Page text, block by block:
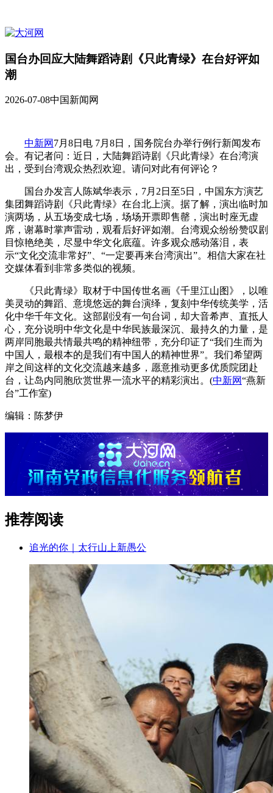
国台办回应大陆舞蹈诗剧《只此青绿》在台好评如
潮
2026-07-08中国新闻网
中新网 7月8日电 7月8日，国务院台办举行例行新闻发布
会。有记者问：近日，大陆舞蹈诗剧《只此青绿》在台湾演
出，受到台湾观众热烈欢迎。请问对此有何评论？
国台办发言人陈斌华表示，7月2日至5日，中国东方演艺
集团舞蹈诗剧《只此青绿》在台北上演。据了解，演出临时加
演两场，从五场变成七场，场场开票即售罄，演出时座无虚
席，谢幕时掌声雷动，观看后好评如潮。台湾观众纷纷赞叹剧
目惊艳绝美，尽显中华文化底蕴。许多观众感动落泪，表
示“文化交流非常好”、“一定要再来台湾演出”。相信大家在社
交媒体看到非常多类似的视频。
《只此青绿》取材于中国传世名画《千里江山图》，以唯
美灵动的舞蹈、意境悠远的舞台演绎，复刻中华传统美学，活
化中华千年文化。这部剧没有一句台词，却大音希声、直抵人
心，充分说明中华文化是中华民族最深沉、最持久的力量，是
两岸同胞最共情最共鸣的精神纽带，充分印证了“我们生而为
中国人，最根本的是我们有中国人的精神世界”。我们希望两
岸之间这样的文化交流越来越多，愿意推动更多优质院团赴
台，让岛内同胞欣赏世界一流水平的精彩演出。(中新网“燕新
台”工作室)
编辑：陈梦伊
推荐阅读
追光的你｜太行山上新愚公